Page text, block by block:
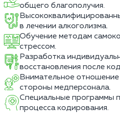
общего благополучия.
в лечении алкоголизма.
Обучение методам
стрессом.
Разработка
восстановления после
Внимательное
стороны медперсонала.
Специальные программы
процесса кодирования.